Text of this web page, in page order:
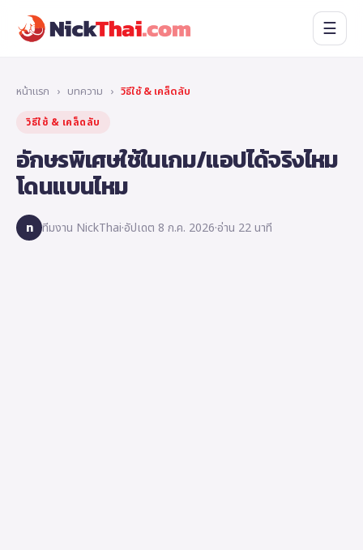
☰
หน้าแรก › บทความ › วิธีใช้ & เคล็ดลับ
วิธีใช้ & เคล็ดลับ
อักษรพิเศษใช้ในเกม/แอปได้จริงไหม
โดนแบนไหม
ท ทีมงาน NickThai·อัปเดต 8 ก.ค. 2026·อ่าน 22 นาที